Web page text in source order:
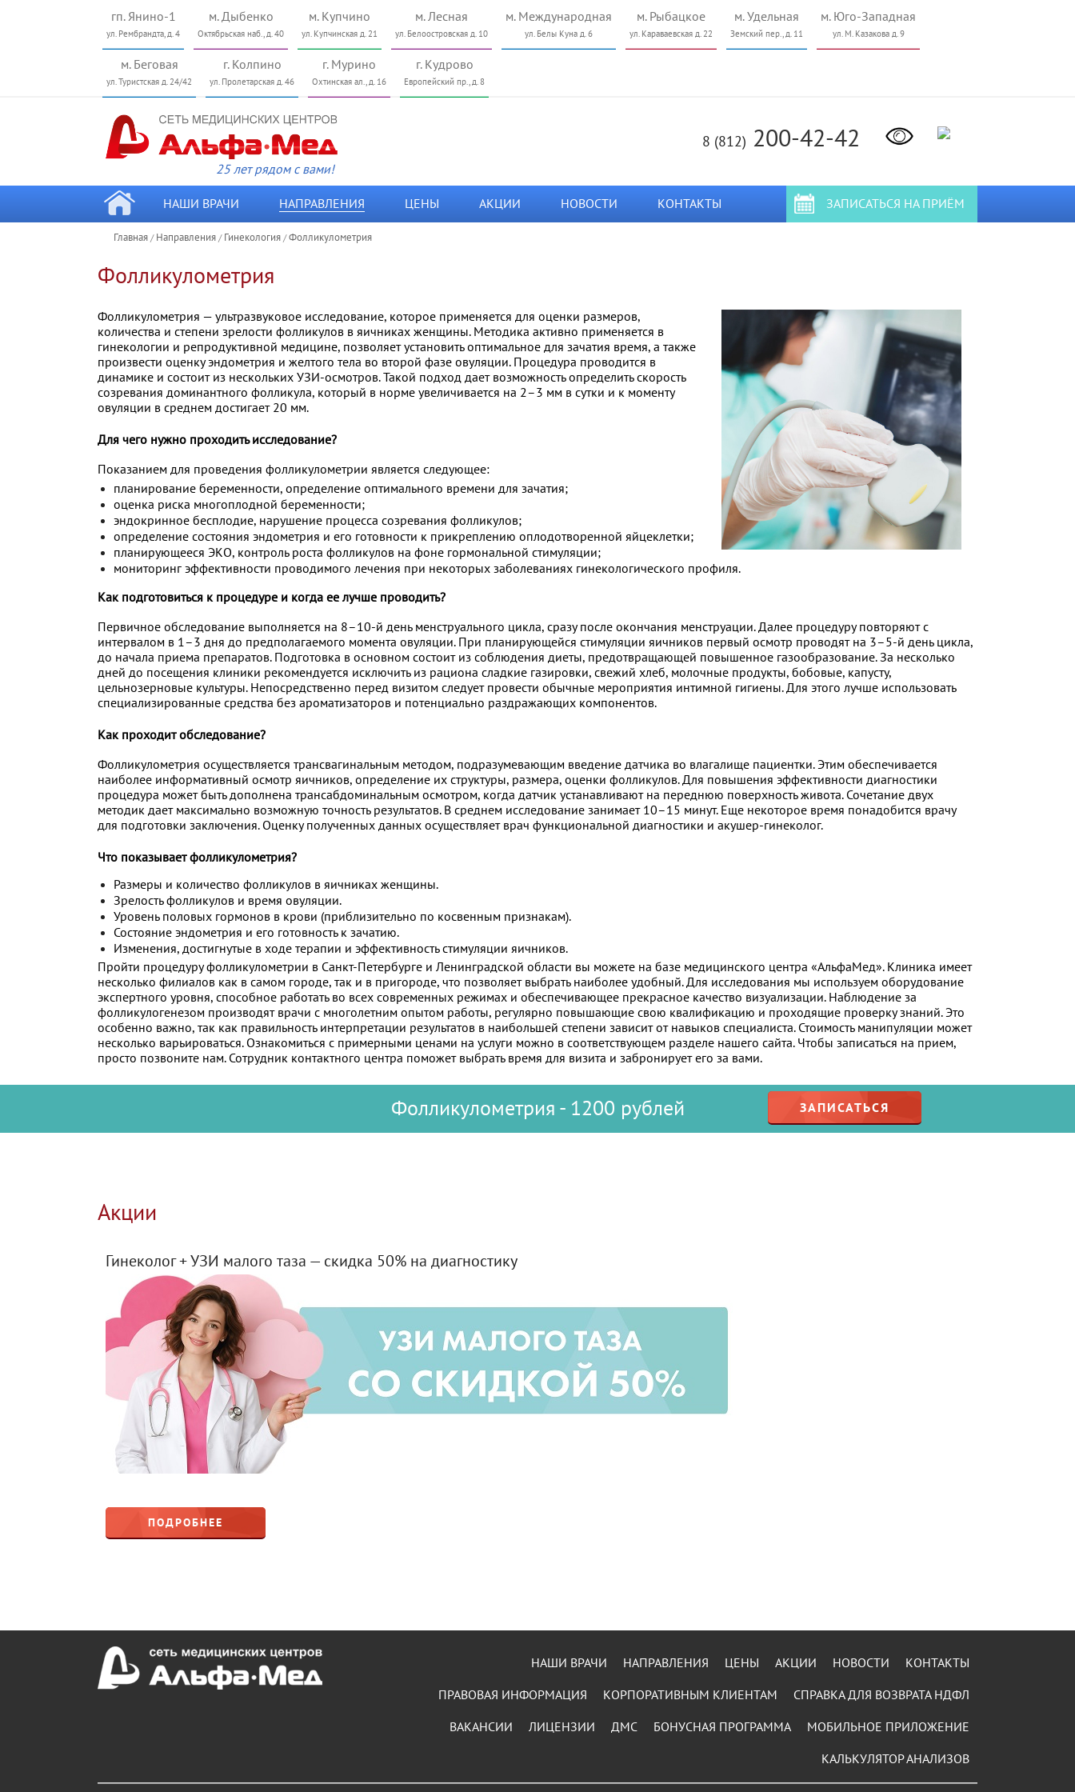
гп. Янино-1
ул. Рембрандта, д. 4
м. Дыбенко
Октябрьская наб., д. 40
м. Купчино
ул. Купчинская д. 21
м. Лесная
ул. Белоостровская д. 10
м. Международная
ул. Белы Куна д. 6
м. Рыбацкое
ул. Караваевская д. 22
м. Удельная
Земский пер., д. 11
м. Юго-Западная
ул. М. Казакова д. 9
м. Беговая
ул. Туристcкая д. 24/42
г. Колпино
ул. Пролетарская д. 46
г. Мурино
Охтинская ал., д. 16
г. Кудрово
Европейский пр., д. 8
8 (812) 200-42-42
25 лет рядом с вами!
ЗАПИСАТЬСЯ НА ПРИЁМ
НАШИ ВРАЧИ НАПРАВЛЕНИЯ ЦЕНЫ АКЦИИ НОВОСТИ КОНТАКТЫ
Главная / Направления / Гинекология /Фолликулометрия
Фолликулометрия
Фолликулометрия — ультразвуковое исследование, которое применяется для оценки размеров,
количества и степени зрелости фолликулов в яичниках женщины. Методика активно применяется в
гинекологии и репродуктивной медицине, позволяет установить оптимальное для зачатия время, а также
произвести оценку эндометрия и желтого тела во второй фазе овуляции. Процедура проводится в
динамике и состоит из нескольких УЗИ-осмотров. Такой подход дает возможность определить скорость
созревания доминантного фолликула, который в норме увеличивается на 2–3 мм в сутки и к моменту
овуляции в среднем достигает 20 мм.
Для чего нужно проходить исследование?
Показанием для проведения фолликулометрии является следующее:
планирование беременности, определение оптимального времени для зачатия;
оценка риска многоплодной беременности;
эндокринное бесплодие, нарушение процесса созревания фолликулов;
определение состояния эндометрия и его готовности к прикреплению оплодотворенной яйцеклетки;
планирующееся ЭКО, контроль роста фолликулов на фоне гормональной стимуляции;
мониторинг эффективности проводимого лечения при некоторых заболеваниях гинекологического профиля.
Как подготовиться к процедуре и когда ее лучше проводить?
Первичное обследование выполняется на 8–10-й день менструального цикла, сразу после окончания менструации. Далее процедуру повторяют с
интервалом в 1–3 дня до предполагаемого момента овуляции. При планирующейся стимуляции яичников первый осмотр проводят на 3–5-й день цикла,
до начала приема препаратов. Подготовка в основном состоит из соблюдения диеты, предотвращающей повышенное газообразование. За несколько
дней до посещения клиники рекомендуется исключить из рациона сладкие газировки, свежий хлеб, молочные продукты, бобовые, капусту,
цельнозерновые культуры. Непосредственно перед визитом следует провести обычные мероприятия интимной гигиены. Для этого лучше использовать
специализированные средства без ароматизаторов и потенциально раздражающих компонентов.
Как проходит обследование?
Фолликулометрия осуществляется трансвагинальным методом, подразумевающим введение датчика во влагалище пациентки. Этим обеспечивается
наиболее информативный осмотр яичников, определение их структуры, размера, оценки фолликулов. Для повышения эффективности диагностики
процедура может быть дополнена трансабдоминальным осмотром, когда датчик устанавливают на переднюю поверхность живота. Сочетание двух
методик дает максимально возможную точность результатов. В среднем исследование занимает 10–15 минут. Еще некоторое время понадобится врачу
для подготовки заключения. Оценку полученных данных осуществляет врач функциональной диагностики и акушер-гинеколог.
Что показывает фолликулометрия?
Размеры и количество фолликулов в яичниках женщины.
Зрелость фолликулов и время овуляции.
Уровень половых гормонов в крови (приблизительно по косвенным признакам).
Состояние эндометрия и его готовность к зачатию.
Изменения, достигнутые в ходе терапии и эффективность стимуляции яичников.
Пройти процедуру фолликулометрии в Санкт-Петербурге и Ленинградской области вы можете на базе медицинского центра «АльфаМед». Клиника имеет
несколько филиалов как в самом городе, так и в пригороде, что позволяет выбрать наиболее удобный. Для исследования мы используем оборудование
экспертного уровня, способное работать во всех современных режимах и обеспечивающее прекрасное качество визуализации. Наблюдение за
фолликулогенезом производят врачи с многолетним опытом работы, регулярно повышающие свою квалификацию и проходящие проверку знаний. Это
особенно важно, так как правильность интерпретации результатов в наибольшей степени зависит от навыков специалиста. Стоимость манипуляции может
несколько варьироваться. Ознакомиться с примерными ценами на услуги можно в соответствующем разделе нашего сайта. Чтобы записаться на прием,
просто позвоните нам. Сотрудник контактного центра поможет выбрать время для визита и забронирует его за вами.
Фолликулометрия - 1200 рублей ЗАПИСАТЬСЯ
Акции
Гинеколог + УЗИ малого таза — скидка 50% на диагностику
ПОДРОБНЕЕ
КОНТАКТЫ
НОВОСТИ
АКЦИИ
ЦЕНЫ
НАПРАВЛЕНИЯ
НАШИ ВРАЧИ
СПРАВКА ДЛЯ ВОЗВРАТА НДФЛ
КОРПОРАТИВНЫМ КЛИЕНТАМ
ПРАВОВАЯ ИНФОРМАЦИЯ
МОБИЛЬНОЕ ПРИЛОЖЕНИЕ
БОНУСНАЯ ПРОГРАММА
ДМС
ЛИЦЕНЗИИ
ВАКАНСИИ
КАЛЬКУЛЯТОР АНАЛИЗОВ